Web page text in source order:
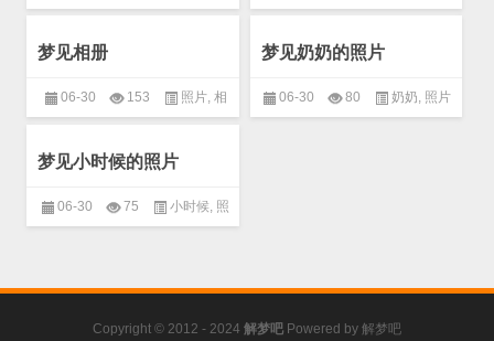
梦见相册
06-30 153 照片, 相
梦见奶奶的照片
06-30 80 奶奶, 照片
梦见小时候的照片
06-30 75 小时候 照
Copyright © 2012 - 2024 解梦吧 Powered by 解梦吧